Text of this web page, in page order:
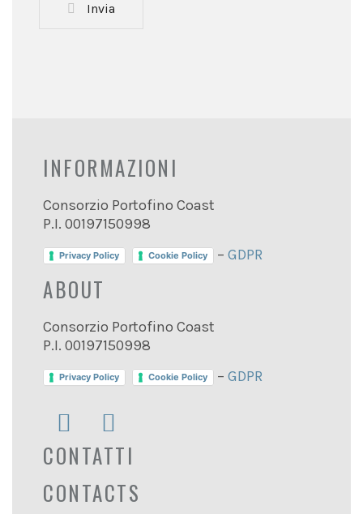
Invia
INFORMAZIONI
Consorzio Portofino Coast
P.I. 00197150998
Privacy Policy Cookie Policy – GDPR
ABOUT
Consorzio Portofino Coast
P.I. 00197150998
Privacy Policy Cookie Policy – GDPR
CONTATTI
CONTACTS